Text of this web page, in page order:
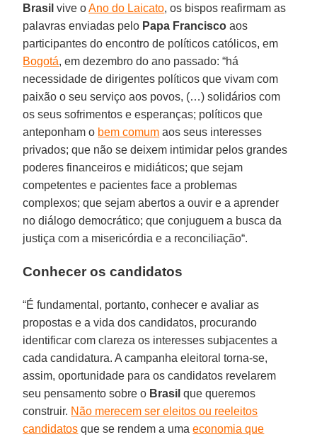
Brasil vive oAno do Laicato, os bispos reafirmam as
palavras enviadas pelo Papa Francisco aos
participantes do encontro de políticos católicos, em
Bogotá, em dezembro do ano passado: “há
necessidade de dirigentes políticos que vivam com
paixão o seu serviço aos povos, (…) solidários com
os seus sofrimentos e esperanças; políticos que
anteponham o bem comum aos seus interesses
privados; que não se deixem intimidar pelos grandes
poderes financeiros e midiáticos; que sejam
competentes e pacientes face a problemas
complexos; que sejam abertos a ouvir e a aprender
no diálogo democrático; que conjuguem a busca da
justiça com a misericórdia e a reconciliação“.
Conhecer os candidatos
“É fundamental, portanto, conhecer e avaliar as
propostas e a vida dos candidatos, procurando
identificar com clareza os interesses subjacentes a
cada candidatura. A campanha eleitoral torna-se,
assim, oportunidade para os candidatos revelarem
seu pensamento sobre o Brasil que queremos
construir. Não merecem ser eleitos ou reeleitos
candidatos que se rendem a umaeconomia que